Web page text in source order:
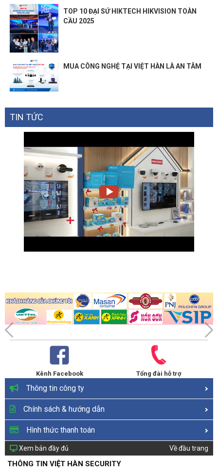
TOP 10 ĐẠI SỨ HIKTECH HIKVISION TOÀN
CẦU 2025
MUA CÔNG NGHỆ TẠI VIỆT HÀN LÀ AN TÂM
TIN TỨC
Kênh Facebook Tổng đài hỗ trợ
Thông tin công ty
Chính sách & hướng dẫn
Hình thức thanh toán
Xem bản đầy đủ Về đầu trang
THÔNG TIN VIỆT HÀN SECURITY